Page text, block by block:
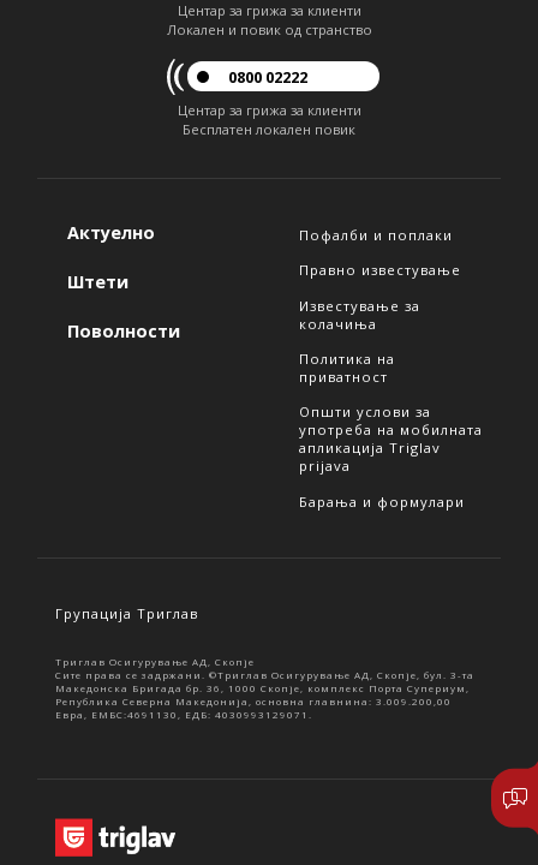
Центар за грижа за клиенти
Локален и повик од странство
0800 02222
Центар за грижа за клиенти
Бесплатен локален повик
Актуелно
Штети
Поволности
Пофалби и поплаки
Правно известување
Известување за
колачиња
Политика на
приватност
Општи услови за
употреба на мобилната
апликација Triglav
prijava
Барања и формулари
Групација Триглав
Триглав Осигурување АД, Скопје
Сите права се задржани. ©Триглав Осигурување АД, Скопје, бул. 3-та
Македонска Бригада бр. 36, 1000 Скопје, комплекс Порта Супериум,
Република Северна Македонија, основна главнина: 3.009.200,00
Евра, ЕМБС:4691130, ЕДБ: 4030993129071.